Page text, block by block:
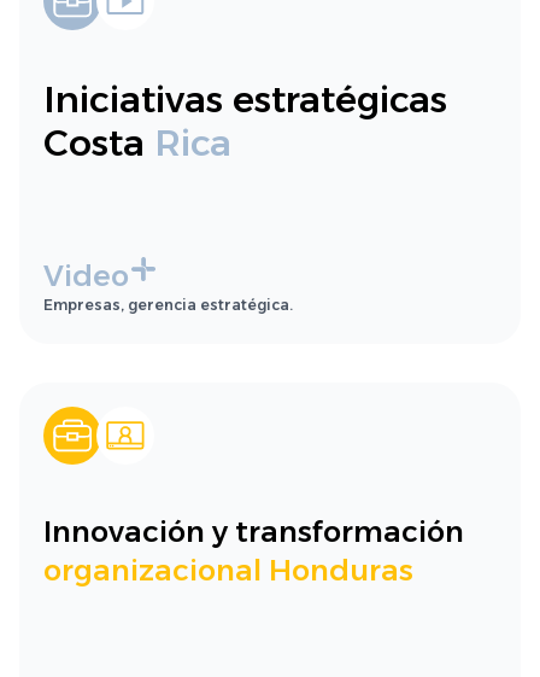
Iniciativas estratégicas
Costa Rica
Video
Empresas, gerencia estratégica.
Innovación y transformación
organizacional Honduras